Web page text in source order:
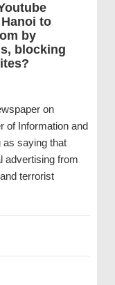
to
by
blocking
on
of Information and
saying that
advertising from
terrorist